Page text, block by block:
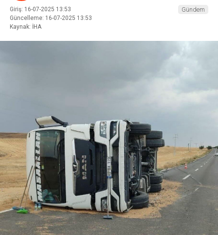
Giriş: 16-07-2025 13:53
Güncelleme: 16-07-2025 13:53
Kaynak: İHA
Gündem